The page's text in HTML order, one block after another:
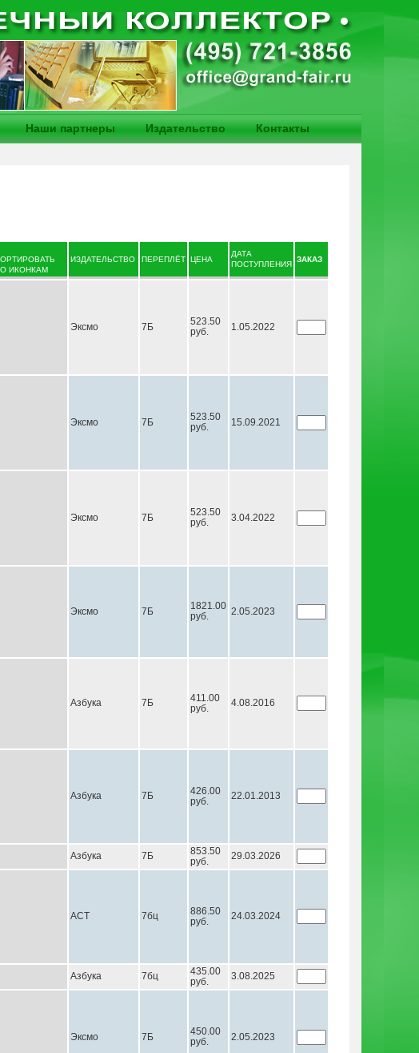
Наши партнеры Издательство Контакты
ИЗДАТЕЛЬСТВО
ПЕРЕПЛЁТ ЦЕНА
ДАТА
ПОСТУПЛЕНИЯ
ЗАКАЗ
Эксмо 7Б
523.50
руб.
1.05.2022
Эксмо 7Б
523.50
руб.
15.09.2021
Эксмо 7Б
523.50
руб.
3.04.2022
Эксмо 7Б
1821.00
руб.
2.05.2023
Азбука 7Б
411.00
руб.
4.08.2016
Азбука 7Б
426.00
руб.
22.01.2013
Азбука 7Б
853.50
руб.
29.03.2026
АСТ 7бц
886.50
руб.
24.03.2024
Азбука 7бц
435.00
руб.
3.08.2025
Эксмо 7Б
450.00
руб.
2.05.2023